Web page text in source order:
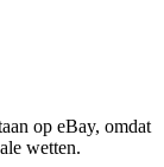
op eBay, omdat
wetten.